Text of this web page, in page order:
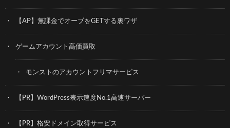
【AP】無課金でオーブをGETする裏ワザ
ゲームアカウント高価買取
モンストのアカウントフリマサービス
【PR】WordPress表示速度No.1高速サーバー
【PR】格安ドメイン取得サービス